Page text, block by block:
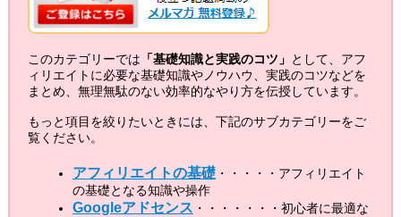
このカテゴリーでは 「基礎知識と実践のコツ」 として、アフ
ィリエイトに必要な基礎知識やノウハウ、実践のコツなどを
まとめ、無理無駄のない効率的なやり方を伝授しています。
もっと項目を絞りたいときには、下記のサブカテゴリーをご
覧ください。
アフィリエイトの基礎・・・・・アフィリエイト
の基礎となる知識や操作
Googleアドセンス ・・・・・・・初心者に最適な